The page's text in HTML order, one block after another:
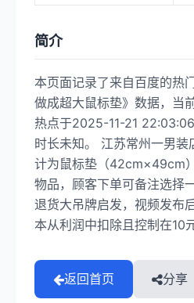
简介
本页面记录了来自百度的热
做成超大鼠标垫》数据，当
热点于2025-11-21
时长未知。 江苏常州一男
计为鼠标垫（42cm×49cm
物品，顾客下单可备注选择
退货大吊牌启发，视频发布
本从利润中扣除且控制在10
返回首页 分享